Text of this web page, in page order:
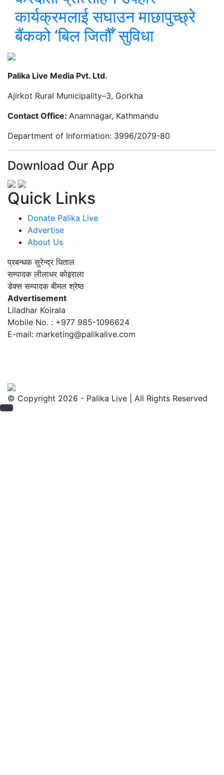
कार्यक्रमलाई सघाउन माछापुच्छ्रे
बैंकको ‘बिल जितौँ’ सुविधा
Palika Live Media Pvt. Ltd.
Ajirkot Rural Municipality–3, Gorkha
Contact Office: Anamnagar, Kathmandu
Department of Information: 3996/2079-80
Download Our App
Quick Links
Donate Palika Live
Advertise
About Us
प्रबन्धकसुरेन्द्र धिताल
सम्पादकलीलाधर काेइराला
डेक्स सम्पादकबीमल श्रेष्ठ
Advertisement
Liladhar Koirala
Mobile No. : +977 985-1096624
E-mail: marketing@palikalive.com
© Copyright 2026 - Palika Live | All Rights Reserved